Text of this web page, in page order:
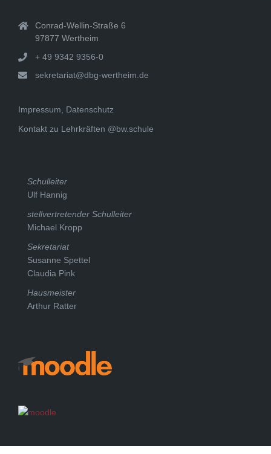
Conrad-Wellin-Straße 6
97877 Wertheim
+ 49 9342 9356-0
sekretariat@dbg-wertheim.de
Impressum, Datenschutz
Kontakt zu Lehrkräften @bw.schule
Schulleiter
Ulf Hannig
stellvertretender Schulleiter
Michael Kropp
Sekretariat
Susanne Spettel
Claudia Pink
Hausmeister
Arthur Ratter